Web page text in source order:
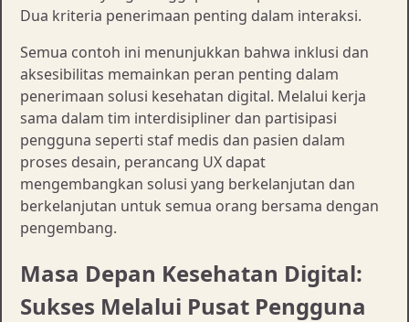
Dua kriteria penerimaan penting dalam interaksi.
Semua contoh ini menunjukkan bahwa inklusi dan
aksesibilitas memainkan peran penting dalam
penerimaan solusi kesehatan digital. Melalui kerja
sama dalam tim interdisipliner dan partisipasi
pengguna seperti staf medis dan pasien dalam
proses desain, perancang UX dapat
mengembangkan solusi yang berkelanjutan dan
berkelanjutan untuk semua orang bersama dengan
pengembang.
Masa Depan Kesehatan Digital:
Sukses Melalui Pusat Pengguna